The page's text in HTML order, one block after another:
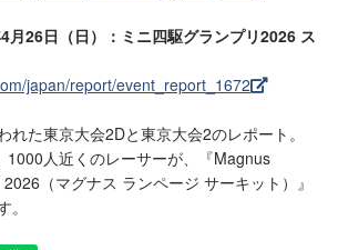
月26日（日）：ミニ四駆グランプリ2026 ス
japan/report/event_report_1672
れた東京大会2Dと東京大会2のレポート。
1000人近くのレーサーが、『Magnus
（マグナス ランページ サーキット）』